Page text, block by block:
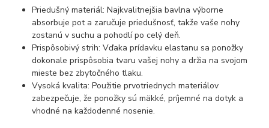
Priedušný materiál: Najkvalitnejšia bavlna výborne
absorbuje pot a zaručuje priedušnosť, takže vaše nohy
zostanú v suchu a pohodlí po celý deň.
Prispôsobivý strih: Vďaka prídavku elastanu sa ponožky
dokonale prispôsobia tvaru vašej nohy a držia na svojom
mieste bez zbytočného tlaku.
Vysoká kvalita: Použitie prvotriednych materiálov
zabezpečuje, že ponožky sú mäkké, príjemné na dotyk a
vhodné na každodenné nosenie.